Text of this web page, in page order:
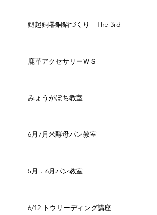
鎚起銅器銅鍋づくり The 3rd
鹿革アクセサリーＷＳ
みょうがぼち教室
6月7月米酵母パン教室
5月．6月パン教室
6/12 トウリーディング講座